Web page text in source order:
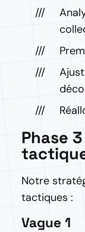
Phase
Notre
tactiques :
Vague 1